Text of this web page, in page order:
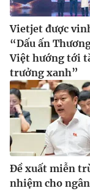
Vietjet được
“Dấu ấn
Việt hướng tới
trưởng xanh”
Đề xuất miễn
nhiệm cho